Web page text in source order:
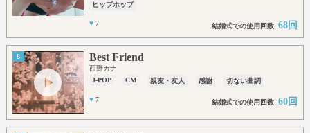
ヒップホップ
♥ 7 結婚式での使用回数 68回
8 Best Friend
西野カナ
J-POP
CM 親友・友人 感謝 切ない曲調
♥ 7 結婚式での使用回数 60回